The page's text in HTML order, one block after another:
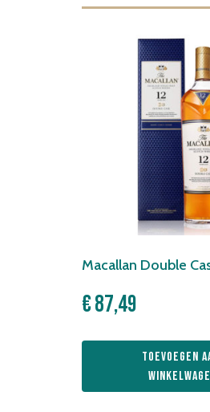
Macallan Double
€87,49
Toevoegen